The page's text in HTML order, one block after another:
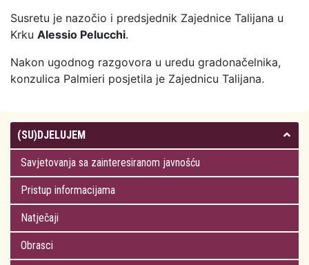
Susretu je nazočio i predsjednik Zajednice Talijana u
Krku Alessio Pelucchi.
Nakon ugodnog razgovora u uredu gradonačelnika,
konzulica Palmieri posjetila je Zajednicu Talijana.
(SU)DJELUJEM
Savjetovanja sa zainteresiranom javnošću
Pristup informacijama
Natječaji
Obrasci